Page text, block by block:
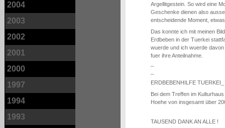
2004
2003
2002
2001
2000
1997
1994
1993
Argellitgestein. So wird eine
Geschenke dienen also
entscheidende Moment,
Das konnte ich mit meinen
Erdbeben in der Tuerkei
wuerde und ich wuerde
fuer ihre Anteilnahme.
ERDBEBENHILFE
Bei dem Treffen im
Hoehe von insgesamt über
TAUSEND DANK AN ALLE !